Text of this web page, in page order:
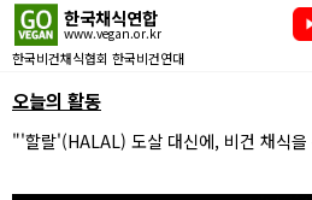
한국채식연합
www.vegan.or.kr
한국비건채식협회 한국비건연대
오늘의 활동
"'할랄'(HALAL) 도살 대신에, 비건 채식